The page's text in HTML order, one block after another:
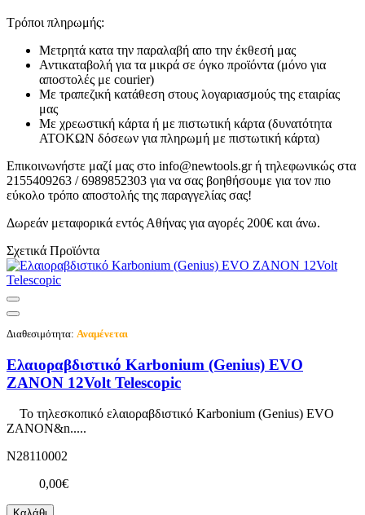
Τρόποι πληρωμής:
Μετρητά κατα την παραλαβή απο την έκθεσή μας
Αντικαταβολή για τα μικρά σε όγκο προϊόντα (μόνο για
αποστολές με courier)
Με τραπεζική κατάθεση στους λογαριασμούς της εταιρίας
μας
Με χρεωστική κάρτα ή με πιστωτική κάρτα (δυνατότητα
ΑΤΟΚΩΝ δόσεων για πληρωμή με πιστωτική κάρτα)
Επικοινωνήστε μαζί μας στο info@newtools.gr ή τηλεφωνικώς στα
2155409263 / 6989852303 για να σας βοηθήσουμε για τον πιο
εύκολο τρόπο αποστολής της παραγγελίας σας!
Δωρεάν μεταφορικά εντός Αθήνας για αγορές 200€ και άνω.
Σχετικά Προϊόντα
Διαθεσιμότητα: Αναμένεται
Ελαιοραβδιστικό Karbonium (Genius) EVO
ZANON 12Volt Telescopic
Το τηλεσκοπικό ελαιοραβδιστικό Karbonium (Genius) EVO
ZANON&n.....
N28110002
0,00€